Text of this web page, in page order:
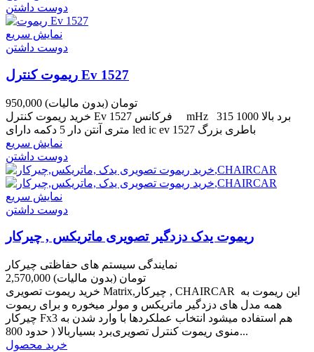
دوست داشتن
نمایش سریع
دوست داشتن
ریموت کنترل Ev 1527
950,000 تومان (بدون مالیات)
خرید ریموت کنترل Ev 1527 فرکانس mHz 315 برد بالا 1000
متری آنتن دار 5 دکمه دارای led ic ev 1527 باطری بزرگ
نمایش سریع
دوست داشتن
نمایش سریع
دوست داشتن
ریموت یدک دزدگیر تصویری ماتریکس , چیرکار
نمایندگی سیستم های حفاظتی چیرکار
2,570,000 تومان (بدون مالیات)
خرید ریموت تصویری Matrix,چیرکار , CHAIRCAR این ریموت به
همه مدل های دزدگیر ماتریکس و مولر میخوره و برای ریموت
چیرکار Fx3 هم استفاده میشود ﺍﻧﺘﺨﺎﺏ ﻋﻤﻠﮑﺮﺩﻫﺎ ﺑﺎ ﻭﺍﺭﺩ ﺷﺪﻥ ﺑﻪ
ﻣﻨﻮﯼ ﺭﯾﻤﻮﺕ ﮐﻨﺘﺮﻝ ﺗﺼﻮﯾﺮﯼﺑﺮﺩ ﺑﺴﯿﺎﺭﺑﺎﻻ ( ﺣﺪﻭﺩ 800...
خرید محصول